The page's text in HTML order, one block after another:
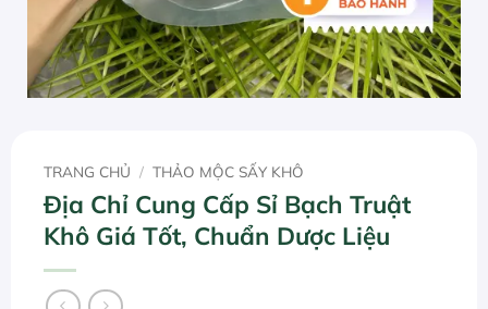
TRANG CHỦ / THẢO MỘC SẤY KHÔ
Địa Chỉ Cung Cấp Sỉ Bạch Truật
Khô Giá Tốt, Chuẩn Dược Liệu